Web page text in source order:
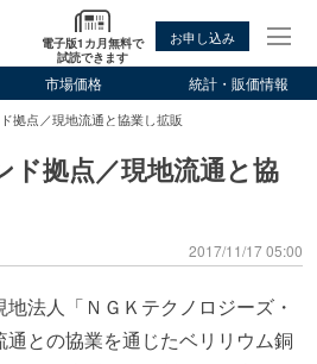
電子版1カ月無料で
試読できます
お申し込み
市場価格 統計・販価情報
拠点／現地流通と協業し拡販
ド拠点／現地流通と協
2017/11/17 05:00
法人「ＮＧＫテクノロジーズ・
との協業を通じたベリリウム銅